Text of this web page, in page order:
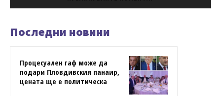
Последни новини
Процесуален гаф може да
подари Пловдивския панаир,
цената ще е политическа